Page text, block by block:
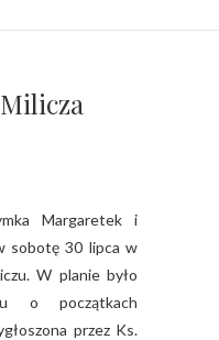
sobotę 30 lipca w
W planie było
o początkach
przez Ks.